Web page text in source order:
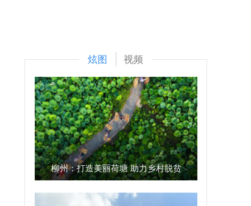
炫图 视频
柳州：打造美丽荷塘 助力乡村脱贫